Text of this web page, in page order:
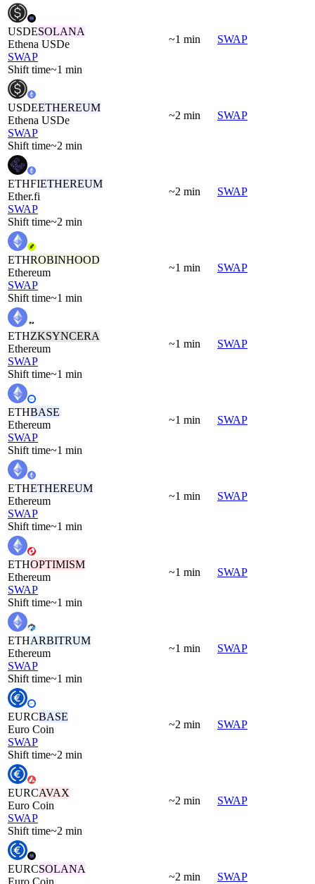
USDESOLANA
Ethena USDe
SWAP
Shift time~1 min
~1 min SWAP
USDEETHEREUM
Ethena USDe
SWAP
Shift time~2 min
~2 min SWAP
ETHFIETHEREUM
Ether.fi
SWAP
Shift time~2 min
~2 min SWAP
ETHROBINHOOD
Ethereum
SWAP
Shift time~1 min
~1 min SWAP
ETHZKSYNCERA
Ethereum
SWAP
Shift time~1 min
~1 min SWAP
ETHBASE
Ethereum
SWAP
Shift time~1 min
~1 min SWAP
ETHETHEREUM
Ethereum
SWAP
Shift time~1 min
~1 min SWAP
ETHOPTIMISM
Ethereum
SWAP
Shift time~1 min
~1 min SWAP
ETHARBITRUM
Ethereum
SWAP
Shift time~1 min
~1 min SWAP
EURCBASE
Euro Coin
SWAP
Shift time~2 min
~2 min SWAP
EURCAVAX
Euro Coin
SWAP
Shift time~2 min
~2 min SWAP
EURCSOLANA
Euro Coin
~2 min SWAP